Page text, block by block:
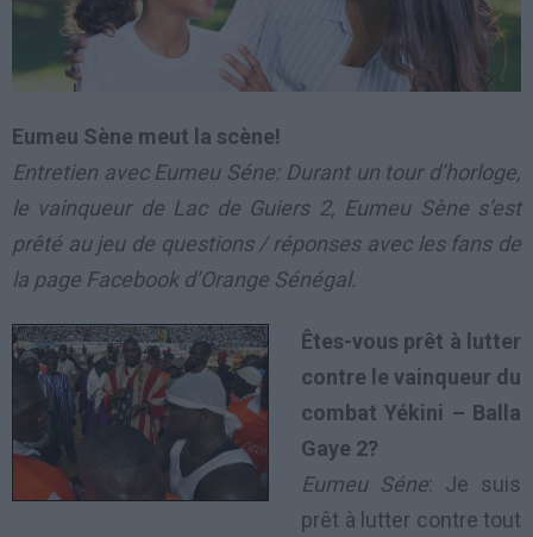
Eumeu Sène meut la scène!
Entretien avec Eumeu Séne: Durant un tour d’horloge,
le vainqueur de Lac de Guiers 2, Eumeu Sène s’est
prêté au jeu de questions / réponses avec les fans de
la page Facebook d’Orange Sénégal.
Êtes-vous prêt à lutter
contre le vainqueur du
combat Yékini – Balla
Gaye 2?
Eumeu Séne: Je suis
prêt à lutter contre tout